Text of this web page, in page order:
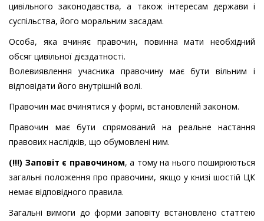
цивільного законодавства, а також інтересам держави і
суспільства, його моральним засадам.
Особа, яка вчиняє правочин, повинна мати необхідний
обсяг цивільної дієздатності.
Волевиявлення учасника правочину має бути вільним і
відповідати його внутрішній волі.
Правочин має вчинятися у формі, встановленій законом.
Правочин має бути спрямований на реальне настання
правових наслідків, що обумовлені ним.
(!!!) Заповіт є правочином, а тому на нього поширюються
загальні положення про правочини, якщо у книзі шостій ЦК
немає відповідного правила.
Загальні вимоги до форми заповіту встановлено статтею